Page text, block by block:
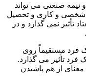
نیمه صنعتی می تواند
شخصی و کاری و تحصیل
تأثیر نمی گذارد و در
فرد مستقیماً روی
فرد تأثیر می گذارد.
از هم پاشیدن